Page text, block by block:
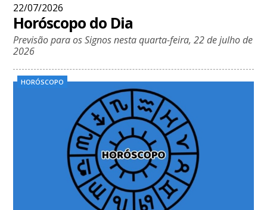
22/07/2026
Horóscopo do Dia
Previsão para os Signos nesta quarta-feira, 22 de julho de
2026
HORÓSCOPO